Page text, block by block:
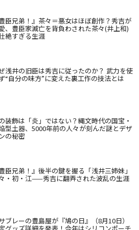
豊臣兄弟！』茶々＝悪女はほぼ創作？秀吉が
、豊臣家滅亡を背負わされた茶々(井上和)
絶すぎる生涯
浅井の旧臣は秀吉に従ったのか？ 武力を使
“自分の味方”に変えた裏工作の技法とは
装飾は「炎」ではない？縄文時代の国宝・
型土器、5000年前の人々が刻んだ謎とデザ
の秘密
豊臣兄弟！』後半の鍵を握る「浅井三姉妹」
・初・江——秀吉に翻弄された波乱の生涯
ブレーの豊島屋が『鳩の日』（8月10日）